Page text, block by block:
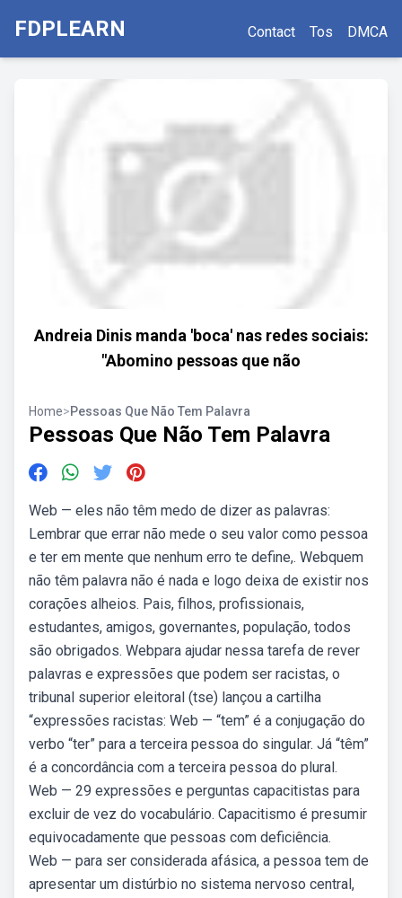
FDPLEARN Contact Tos DMCA
Andreia Dinis manda 'boca' nas redes sociais:
"Abomino pessoas que não
Home>Pessoas Que Não Tem Palavra
Pessoas Que Não Tem Palavra
Web — eles não têm medo de dizer as palavras:
Lembrar que errar não mede o seu valor como pessoa
e ter em mente que nenhum erro te define,. Webquem
não têm palavra não é nada e logo deixa de existir nos
corações alheios. Pais, filhos, profissionais,
estudantes, amigos, governantes, população, todos
são obrigados. Webpara ajudar nessa tarefa de rever
palavras e expressões que podem ser racistas, o
tribunal superior eleitoral (tse) lançou a cartilha
“expressões racistas: Web — “tem” é a conjugação do
verbo “ter” para a terceira pessoa do singular. Já “têm”
é a concordância com a terceira pessoa do plural.
Web — 29 expressões e perguntas capacitistas para
excluir de vez do vocabulário. Capacitismo é presumir
equivocadamente que pessoas com deficiência.
Web — para ser considerada afásica, a pessoa tem de
apresentar um distúrbio no sistema nervoso central,